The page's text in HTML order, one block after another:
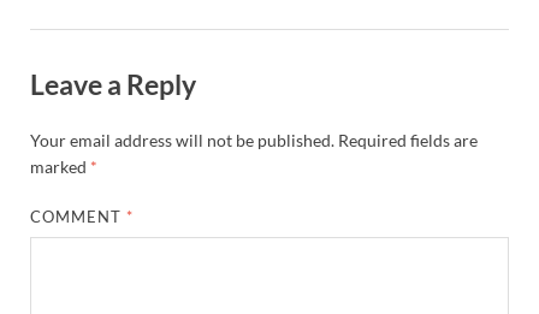
Leave a Reply
Your email address will not be published. Required fields are
marked *
COMMENT *